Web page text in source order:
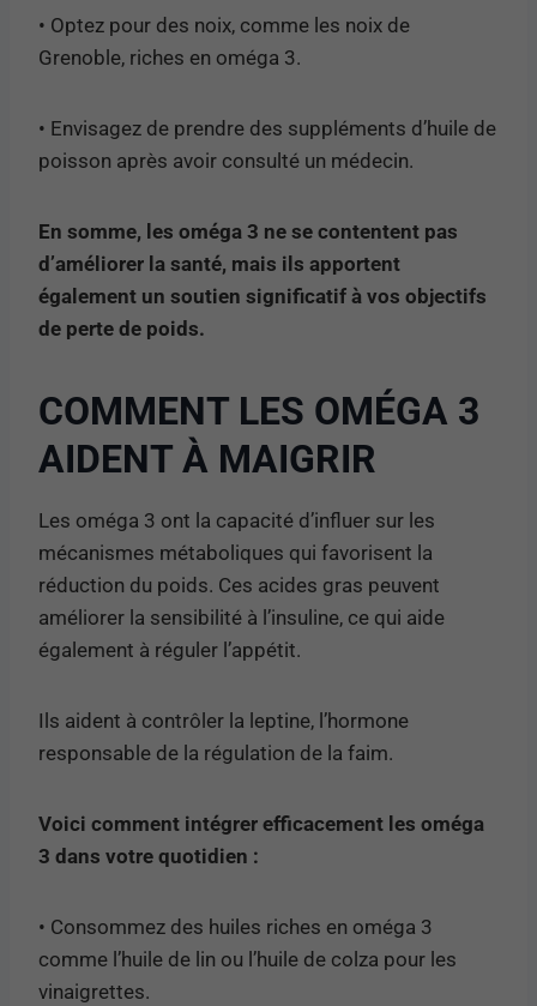
• Optez pour des noix, comme les noix de
Grenoble, riches en oméga 3.
• Envisagez de prendre des suppléments d’huile de
poisson après avoir consulté un médecin.
En somme, les oméga 3 ne se contentent pas
d’améliorer la santé, mais ils apportent
également un soutien significatif à vos objectifs
de perte de poids.
COMMENT LES OMÉGA 3
AIDENT À MAIGRIR
Les oméga 3 ont la capacité d’influer sur les
mécanismes métaboliques qui favorisent la
réduction du poids. Ces acides gras peuvent
améliorer la sensibilité à l’insuline, ce qui aide
également à réguler l’appétit.
Ils aident à contrôler la leptine, l’hormone
responsable de la régulation de la faim.
Voici comment intégrer efficacement les oméga
3 dans votre quotidien :
• Consommez des huiles riches en oméga 3
comme l’huile de lin ou l’huile de colza pour les
vinaigrettes.